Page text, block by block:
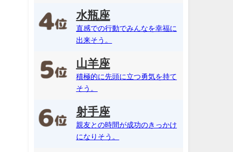
水瓶座
直感での行動でみんなを幸福に
出来そう。
山羊座
積極的に先頭に立つ勇気を持て
そう。
射手座
親友との時間が成功のきっかけ
になりそう。